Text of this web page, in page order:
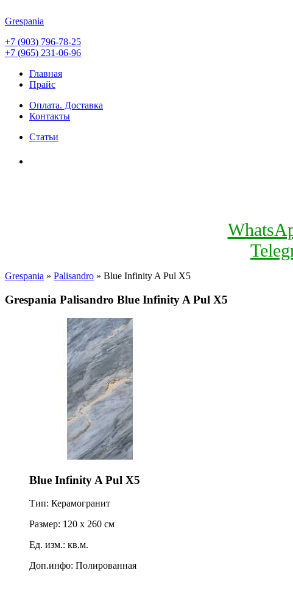
Grespania
+7 (903) 796-78-25
+7 (965) 231-06-96
Главная
Прайс
Оплата. Доставка
Контакты
Статьи
Grespania » Palisandro » Blue Infinity A Pul X5
Grespania Palisandro Blue Infinity A Pul X5
Blue Infinity A Pul X5
Тип: Керамогранит
Размер: 120 x 260 см
Ед. изм.: кв.м.
Доп.инфо: Полированная